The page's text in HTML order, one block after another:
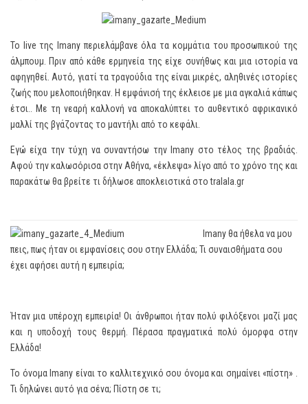
Το live της Imany περιελάμβανε όλα τα κομμάτια του προσωπικού της
άλμπουμ. Πριν από κάθε ερμηνεία της είχε συνήθως και μια ιστορία να
αφηγηθεί. Αυτό, γιατί τα τραγούδια της είναι μικρές, αληθινές ιστορίες
ζωής που μελοποιήθηκαν. Η εμφάνισή της έκλεισε με μια αγκαλιά κάπως
έτσι.. Με τη νεαρή καλλονή να αποκαλύπτει το αυθεντικό αφρικανικό
μαλλί της βγάζοντας το μαντήλι από το κεφάλι.
Εγώ είχα την τύχη να συναντήσω την Imany στο τέλος της βραδιάς.
Αφού την καλωσόρισα στην Αθήνα, «έκλεψα» λίγο από το χρόνο της και
παρακάτω θα βρείτε τι δήλωσε αποκλειστικά στο tralala.gr
Imany θα ήθελα να μου
πεις, πως ήταν οι εμφανίσεις σου στην Ελλάδα; Τι συναισθήματα σου
έχει αφήσει αυτή η εμπειρία;
Ήταν μια υπέροχη εμπειρία! Οι άνθρωποι ήταν πολύ φιλόξενοι μαζί μας
και η υποδοχή τους θερμή. Πέρασα πραγματικά πολύ όμορφα στην
Ελλάδα!
Το όνομα Imany είναι το καλλιτεχνικό σου όνομα και σημαίνει «πίστη» .
Τι δηλώνει αυτό για σένα; Πίστη σε τι;